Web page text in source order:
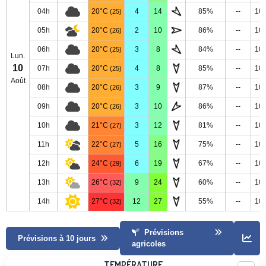
Lun.
10
Août
04h 20°C (25) 4 14 85% --
05h 20°C (26) 2 10 86% --
06h 20°C (25) 3 8 84% --
07h 20°C (25) 4 8 85% --
08h 20°C (26) 3 9 87% --
09h 20°C (26) 3 10 86% --
10h 21°C (27) 3 12 81% --
11h 22°C (27) 5 16 75% --
12h 24°C (29) 6 19 67% --
13h 26°C (32) 9 24 60% --
14h 27°C (32) 12 27 55% --
Prévisions à 10 jours
Prévisions
agricoles